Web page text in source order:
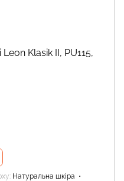
Leon Klasik II, PU115,
Натуральна шкіра